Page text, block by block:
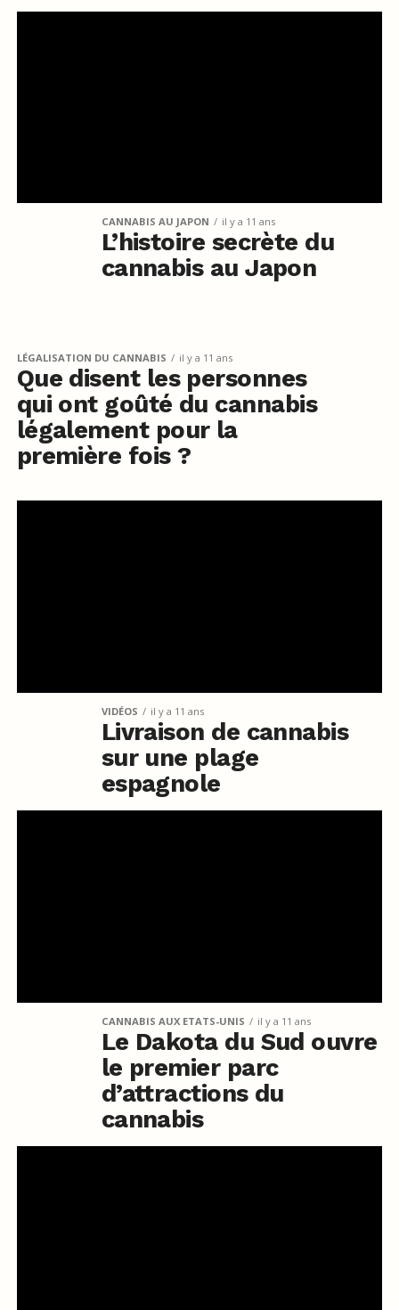
CANNABIS AU JAPON il y a 11 ans
L’histoire secrète du
cannabis au Japon
LÉGALISATION DU CANNABIS il y a 11 ans
Que disent les personnes
qui ont goûté du cannabis
légalement pour la
première fois ?
VIDÉOS il y a 11 ans
Livraison de cannabis
sur une plage
espagnole
CANNABIS AUX ETATS-UNIS il y a 11 ans
Le Dakota du Sud ouvre
le premier parc
d’attractions du
cannabis